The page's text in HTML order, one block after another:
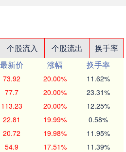
个股流入 个股流出
换手率
最新价 涨幅
换手率
73.92 20.00% 11.62%
77.7 20.00% 23.31%
113.23 20.00% 12.25%
22.81 19.99% 0.58%
20.72 19.98% 11.95%
54.9 17.51% 11.39%